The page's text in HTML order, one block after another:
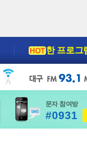
HOT한 프로그
문자 참여방
#0931